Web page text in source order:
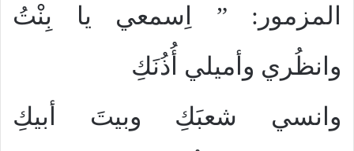
المزمور: ” اِسمعي يا بِنْتُ
وانظُري وأميلي أُذُنَكِ
وانسي شعبَكِ وبيتَ أبيكِ